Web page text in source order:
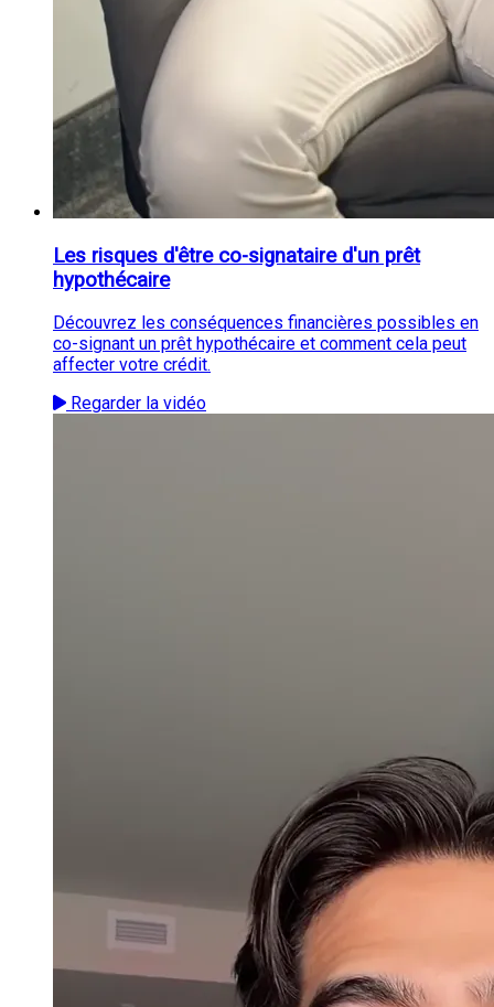
Les risques d'être co-signataire d'un prêt
hypothécaire
Découvrez les conséquences financières possibles en
co-signant un prêt hypothécaire et comment cela peut
affecter votre crédit.
Regarder la vidéo